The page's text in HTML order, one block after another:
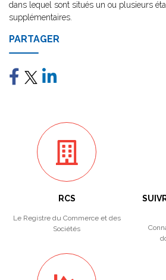
dans lequel sont situés un ou plusieurs
supplémentaires.
PARTAGER
RCS
Le Registre du Commerce et des
Sociétés